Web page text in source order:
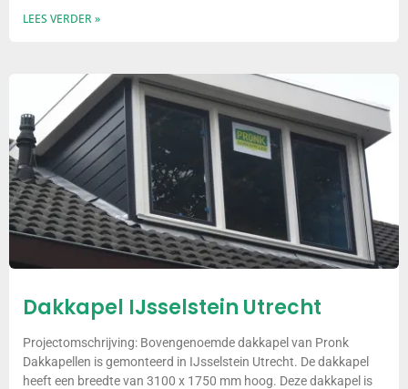
LEES VERDER »
Dakkapel IJsselstein Utrecht
Projectomschrijving: Bovengenoemde dakkapel van Pronk
Dakkapellen is gemonteerd in IJsselstein Utrecht. De dakkapel
heeft een breedte van 3100 x 1750 mm hoog. Deze dakkapel is